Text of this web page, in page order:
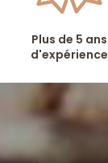
Plus de 5 ans
d'expérience